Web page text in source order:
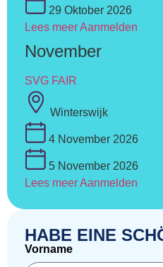
29 Oktober 2026
Lees meerAanmelden
November
SVG FAIR
Winterswijk
4 November 2026
5 November 2026
Lees meerAanmelden
HABE EINE
Vorname